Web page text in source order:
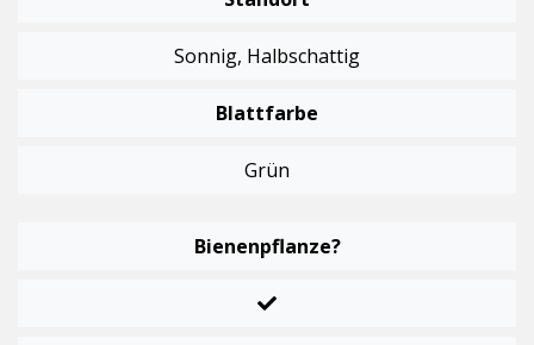
Sonnig, Halbschattig
Blattfarbe
Grün
Bienenpflanze?